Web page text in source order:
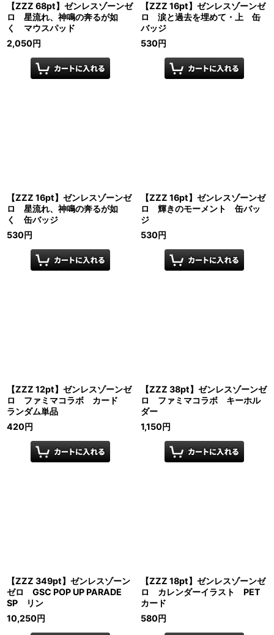
【ZZZ 68pt】ゼンレスゾーンゼ
ロ 星流れ、神鳴の奔るが如
く マウスパッド
2,050円
【ZZZ 16pt】ゼンレスゾーンゼ
ロ 涙と過去を埋めて・上 缶
バッジ
530円
【ZZZ 16pt】ゼンレスゾーンゼ
ロ 星流れ、神鳴の奔るが如
く 缶バッジ
530円
【ZZZ 16pt】ゼンレスゾーンゼ
ロ 輝きのモーメント 缶バッ
ジ
530円
【ZZZ 12pt】ゼンレスゾーンゼ
ロ ファミマコラボ カード
ランダム単品
420円
【ZZZ 38pt】ゼンレスゾーンゼ
ロ ファミマコラボ キーホル
ダー
1,150円
【ZZZ 349pt】ゼンレスゾーン
ゼロ GSC POP UP PARADE
SP リン
10,250円
【ZZZ 18pt】ゼンレスゾーンゼ
ロ カレンダーイラスト PET
カード
580円